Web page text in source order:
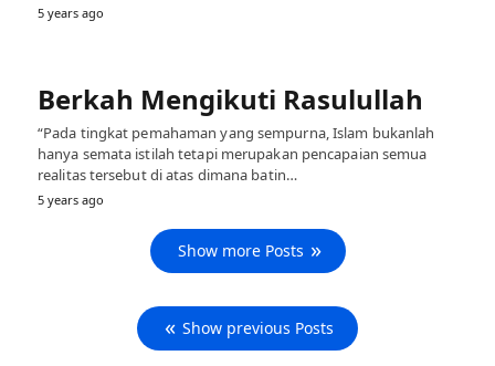
5 years ago
Berkah Mengikuti Rasulullah
“Pada tingkat pemahaman yang sempurna, Islam bukanlah
hanya semata istilah tetapi merupakan pencapaian semua
realitas tersebut di atas dimana batin…
5 years ago
Show more Posts
Show previous Posts